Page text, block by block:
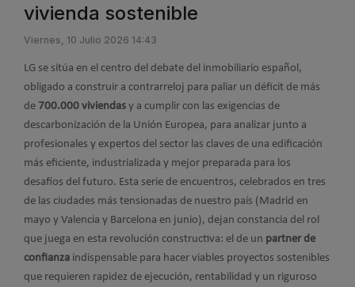
vivienda sostenible
Viernes, 10 Julio 2026 14:43
LG se sitúa en el centro del debate del inmobiliario español,
obligado a construir a contrarreloj para paliar un déficit de más
de 700.000 viviendas y a cumplir con las exigencias de
descarbonización de la Unión Europea, para analizar junto a
profesionales y expertos del sector las claves de una edificación
más eficiente, industrializada y mejor preparada para los
desafíos del futuro. Esta serie de encuentros, celebrados en tres
de las ciudades más tensionadas de nuestro país (Madrid en
mayo y Valencia y Barcelona en junio), dejan constancia del rol
que juega en esta revolución constructiva: el de un partner de
confianza indispensable para hacer viables proyectos sostenibles
que requieren rapidez de ejecución, rentabilidad y un riguroso